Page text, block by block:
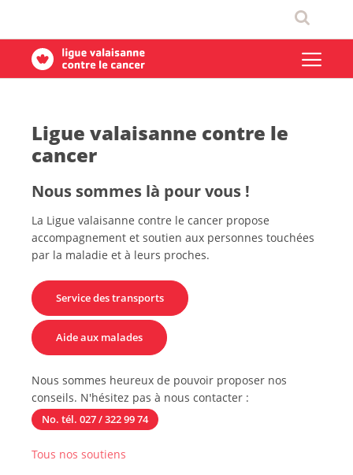
Ligue valaisanne contre le
cancer
Nous sommes là pour vous !
La Ligue valaisanne contre le cancer propose
accompagnement et soutien aux personnes touchées
par la maladie et à leurs proches.
Service des transports
Aide aux malades
Nous sommes heureux de pouvoir proposer nos
conseils. N'hésitez pas à nous contacter :
No. tél. 027 / 322 99 74
Tous nos soutiens